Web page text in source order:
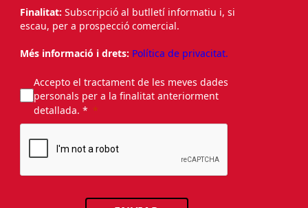
Finalitat: Subscripció al butlletí informatiu i, si
escau, per a prospecció comercial.
Més informació i drets: Política de privacitat.
Accepto el tractament de les meves dades
personals per a la finalitat anteriorment
detallada. *